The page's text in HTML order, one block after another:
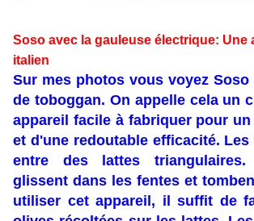
Soso avec la gauleuse électrique: Une
italien
Sur mes photos vous voyez
de toboggan. On appelle cela un
appareil facile à fabriquer pour
et d'une redoutable efficacité.
entre des lattes
glissent dans les fentes et
utiliser cet appareil, il suffit de